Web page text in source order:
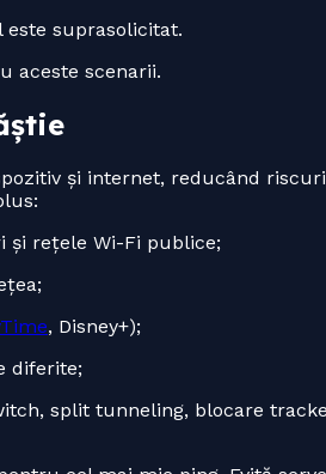
suprasolicitat.
aceste scenarii.
și internet, reducând
și rețele Wi-Fi publice;
, Disney+);
diferite;
split tunneling, blocare